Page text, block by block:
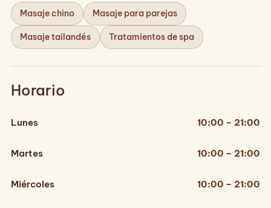
Masaje chino Masaje para parejas
Masaje tailandés Tratamientos de spa
Horario
Lunes 10:00 – 21:00
Martes 10:00 – 21:00
Miércoles 10:00 – 21:00